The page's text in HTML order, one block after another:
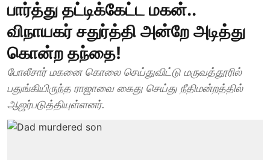
பார்த்து தட்டிக்கேட்ட மகன்..
விநாயகர் சதுர்த்தி அன்றே அடித்து
கொன்ற தந்தை!
போலீசார் மகனை கொலை செய்துவிட்டு மருவத்தூரில்
பதுங்கியிருந்த ராஜாவை கைது செய்து நீதிமன்றத்தில்
ஆஜர்படுத்தியுள்ளனர்.